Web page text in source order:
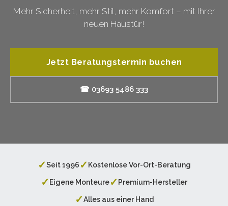
Mehr Sicherheit, mehr Stil, mehr Komfort – mit Ihrer
neuen Haustür!
Jetzt Beratungstermin buchen
☎ 03693 5486 333
✓Seit 1996 ✓ Kostenlose Vor-Ort-Beratung
✓ Eigene Monteure✓ Premium-Hersteller
✓Alles aus einer Hand